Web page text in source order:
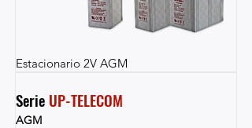
Estacionario 2V AGM
Serie UP-TELECOM
AGM